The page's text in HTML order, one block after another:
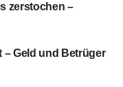
zerstochen –
– Geld und Betrüger